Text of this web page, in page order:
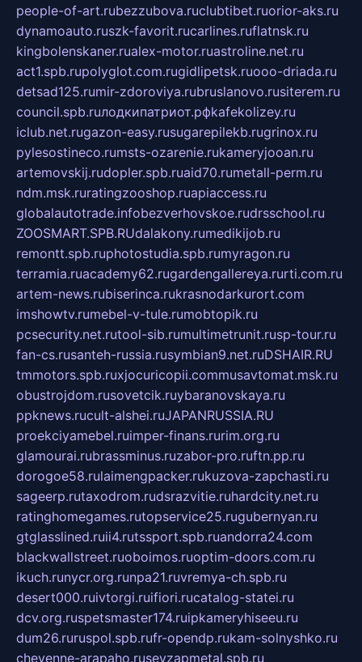
people-of-art.rubezzubova.ruclubtibet.ruorior-aks.ru
dynamoauto.ruszk-favorit.rucarlines.ruflatnsk.ru
kingbolenskaner.rualex-motor.ruastroline.net.ru
act1.spb.rupolyglot.com.rugidlipetsk.ruooo-driada.ru
detsad125.rumir-zdoroviya.rubruslanovo.rusiterem.ru
council.spb.ruлодкипатриот.рфkafekolizey.ru
iclub.net.rugazon-easy.rusugarepilekb.rugrinox.ru
pylesostineco.rumsts-ozarenie.rukameryjooan.ru
artemovskij.rudopler.spb.ruaid70.rumetall-perm.ru
ndm.msk.ruratingzooshop.ruapiaccess.ru
globalautotrade.infobezverhovskoe.rudrsschool.ru
ZOOSMART.SPB.RUdalakony.rumedikijob.ru
remontt.spb.ruphotostudia.spb.rumyragon.ru
terramia.ruacademy62.rugardengallereya.rurti.com.ru
artem-news.rubiserinca.rukrasnodarkurort.com
imshowtv.rumebel-v-tule.rumobtopik.ru
pcsecurity.net.rutool-sib.rumultimetrunit.rusp-tour.ru
fan-cs.rusanteh-russia.rusymbian9.net.ruDSHAIR.RU
tmmotors.spb.ruxjocuricopii.commusavtomat.msk.ru
obustrojdom.rusovetcik.ruybaranovskaya.ru
ppknews.rucult-alshei.ruJAPANRUSSIA.RU
proekciyamebel.ruimper-finans.rurim.org.ru
glamourai.rubrassminus.ruzabor-pro.ruftn.pp.ru
dorogoe58.rulaimengpacker.rukuzova-zapchasti.ru
sageerp.rutaxodrom.rudsrazvitie.ruhardcity.net.ru
ratinghomegames.rutopservice25.rugubernyan.ru
gtglasslined.ruii4.rutssport.spb.ruandorra24.com
blackwallstreet.ruoboimos.ruoptim-doors.com.ru
ikuch.runycr.org.runpa21.ruvremya-ch.spb.ru
desert000.ruivtorgi.ruifiori.rucatalog-statei.ru
dcv.org.ruspetsmaster174.ruipkameryhiseeu.ru
dum26.ruruspol.spb.rufr-opendp.rukam-solnyshko.ru
cheyenne-arapaho.rusevzapmetal.spb.ru